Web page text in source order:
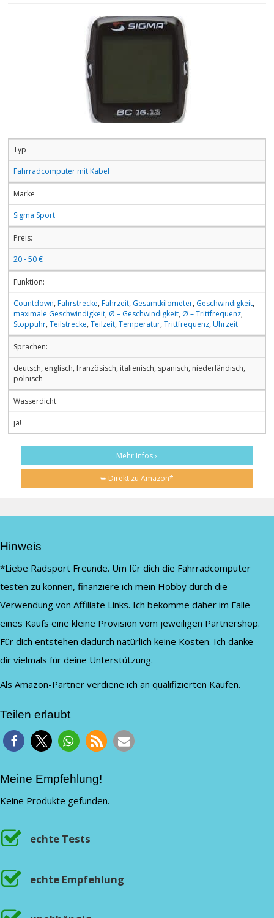
Typ
Fahrradcomputer mit Kabel
Marke
Sigma Sport
Preis:
20 - 50 €
Funktion:
Countdown, Fahrstrecke, Fahrzeit, Gesamtkilometer, Geschwindigkeit,
maximale Geschwindigkeit, Ø – Geschwindigkeit, Ø – Trittfrequenz,
Stoppuhr, Teilstrecke, Teilzeit, Temperatur, Trittfrequenz, Uhrzeit
Sprachen:
deutsch, englisch, französisch, italienisch, spanisch, niederländisch,
polnisch
Wasserdicht:
ja!
Mehr Infos ›
➥ Direkt zu Amazon*
Hinweis
*Liebe Radsport Freunde. Um für dich die Fahrradcomputer
testen zu können, finanziere ich mein Hobby durch die
Verwendung von Affiliate Links. Ich bekomme daher im Falle
eines Kaufs eine kleine Provision vom jeweiligen Partnershop.
Für dich entstehen dadurch natürlich keine Kosten. Ich danke
dir vielmals für deine Unterstützung.
Als Amazon-Partner verdiene ich an qualifizierten Käufen.
Teilen erlaubt
Meine Empfehlung!
Keine Produkte gefunden.
echte Tests
echte Empfehlung